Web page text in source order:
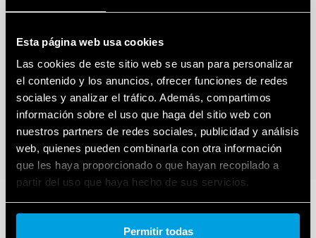
Esta página web usa cookies
Las cookies de este sitio web se usan para personalizar
el contenido y los anuncios, ofrecer funciones de redes
sociales y analizar el tráfico. Además, compartimos
información sobre el uso que haga del sitio web con
nuestros partners de redes sociales, publicidad y análisis
web, quienes pueden combinarla con otra información
que les haya proporcionado o que hayan recopilado a
partir del uso que haya hecho de sus servicios.
Cookie policy.
Permitir todas